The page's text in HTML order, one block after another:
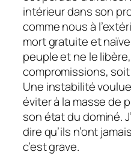
intérieur dans son
comme nous à
mort gratuite et
peuple et ne le
compromissions,
Une instabilité
éviter à la masse de
son état du dominé.
dire qu’ils n’ont
c’est grave.